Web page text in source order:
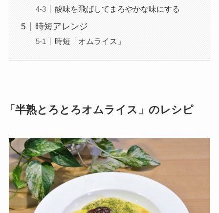
酸味を飛ばしてまろやかな味にする
時短アレンジ
時短「オムライス」
「半熟とろとろオムライス」のレシピ